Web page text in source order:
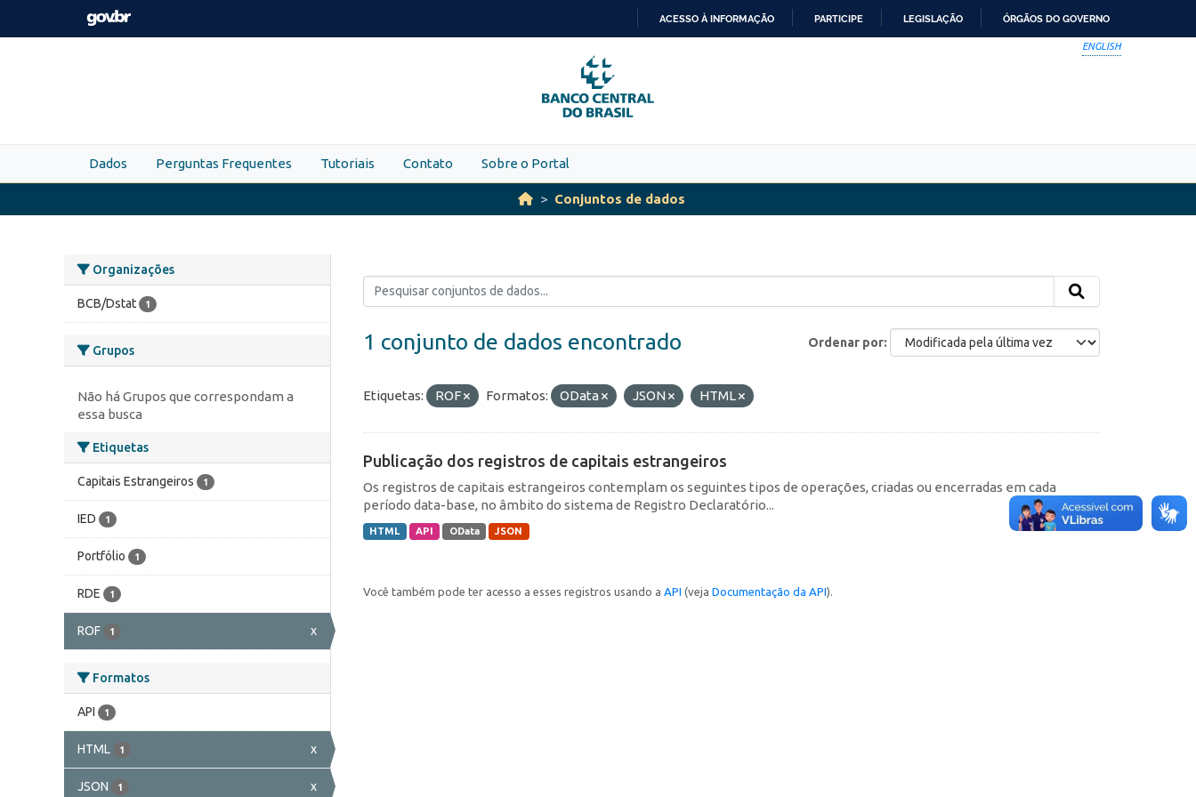
Skip to main content
PARA
O
CONTEÚDO
ACESSO À INFORMAÇÃO PARTICIPE LEGISLAÇÃO ÓRGÃOS DO GOVERNO
ENGLISH
Dados Perguntas Frequentes Tutoriais Contato Sobre o Portal
Conjuntos de dados
Organizações
BCB/Dstat 1
Grupos
Não há Grupos que correspondam a
essa busca
Etiquetas
Capitais Estrangeiros 1
IED 1
Portfólio 1
RDE 1
ROF 1 x
Formatos
API 1
HTML 1 x
JSON 1 x
Ordenar por
1 conjunto de dados encontrado
Etiquetas: ROF Formatos: OData JSON HTML
Publicação dos registros de capitais estrangeiros
Os registros de capitais estrangeiros contemplam os seguintes tipos de operações, criadas ou encerradas em cada
período data-base, no âmbito do sistema de Registro Declaratório...
HTML API OData JSON
Você também pode ter acesso a esses registros usando a API (veja Documentação da API).